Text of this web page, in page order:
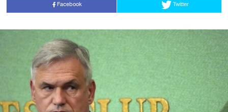
Facebook Twitter